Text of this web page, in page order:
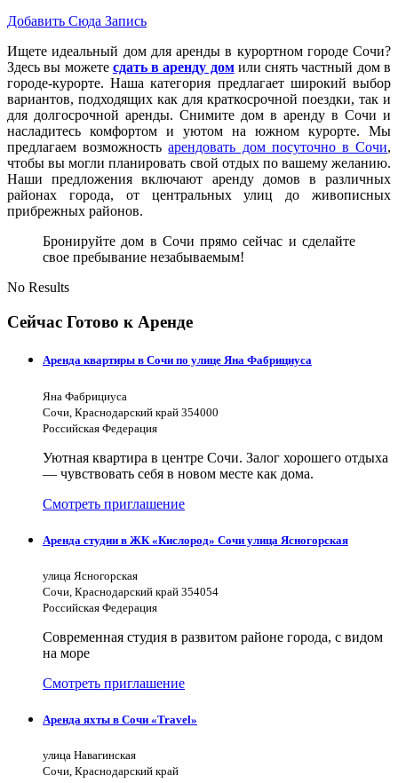
Добавить Сюда Запись
Ищете идеальный дом для аренды в курортном городе Сочи?
Здесь вы можете сдать в аренду домили снять частный дом в
городе-курорте. Наша категория предлагает широкий выбор
вариантов, подходящих как для краткосрочной поездки, так и
для долгосрочной аренды. Снимите дом в аренду в Сочи и
насладитесь комфортом и уютом на южном курорте. Мы
предлагаем возможностьарендовать дом посуточно в Сочи,
чтобы вы могли планировать свой отдых по вашему желанию.
Наши предложения включают аренду домов в различных
районах города, от центральных улиц до живописных
прибрежных районов.
Бронируйте дом в Сочи прямо сейчас и сделайте
свое пребывание незабываемым!
No Results
Сейчас Готово к Аренде
Аренда квартиры в Сочи по улице Яна Фабрициуса
Яна Фабрициуса
Сочи, Краснодарский край 354000
Российская Федерация
Уютная квартира в центре Сочи. Залог хорошего отдыха
— чувствовать себя в новом месте как дома.
Смотреть приглашение
Аренда студии в ЖК «Кислород» Сочи улица Ясногорская
улица Ясногорская
Сочи, Краснодарский край 354054
Российская Федерация
Современная студия в развитом районе города, с видом
на море
Смотреть приглашение
Аренда яхты в Сочи «Travel»
улица Навагинская
Сочи, Краснодарский край